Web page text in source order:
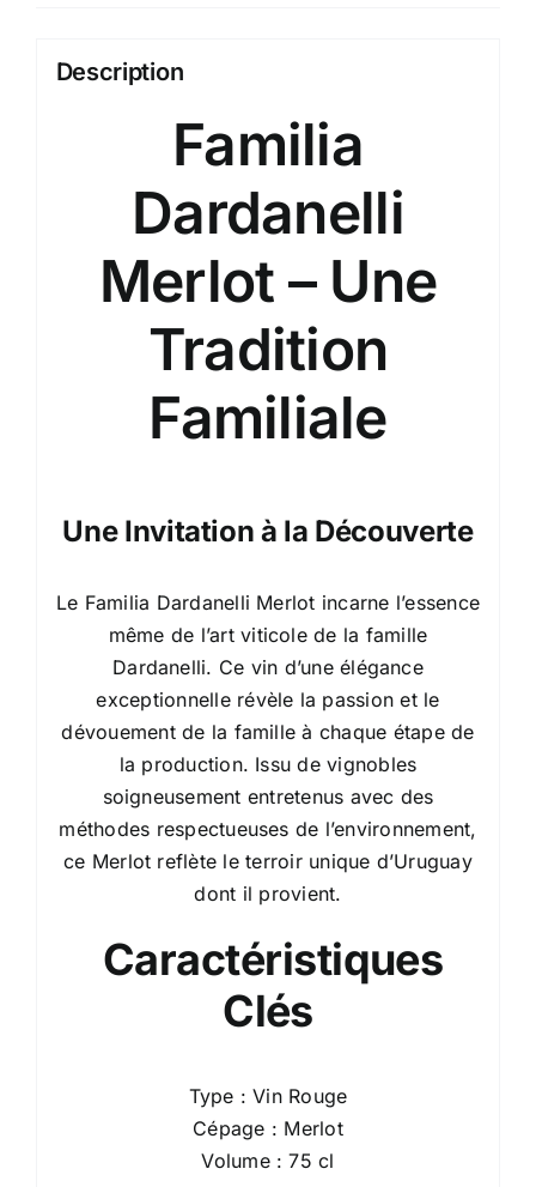
Description
Familia
Dardanelli
Merlot – Une
Tradition
Familiale
Une Invitation à la Découverte
Le Familia Dardanelli Merlot incarne l’essence
même de l’art viticole de la famille
Dardanelli. Ce vin d’une élégance
exceptionnelle révèle la passion et le
dévouement de la famille à chaque étape de
la production. Issu de vignobles
soigneusement entretenus avec des
méthodes respectueuses de l’environnement,
ce Merlot reflète le terroir unique d’Uruguay
dont il provient.
Caractéristiques
Clés
Type : Vin Rouge
Cépage : Merlot
Volume : 75 cl